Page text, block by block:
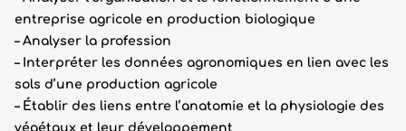
entreprise agricole en production biologique
– Analyser la profession
– Interpréter les données agronomiques en lien avec les
sols d’une production agricole
– Établir des liens entre l’anatomie et la physiologie des
végétaux et leur développement